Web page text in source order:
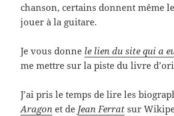
chanson, certains donnent même
jouer à la guitare.
Je vous donne le lien du site qui a
me mettre sur la piste du livre
J’ai pris le temps de lire les
Aragon et de Jean Ferrat sur